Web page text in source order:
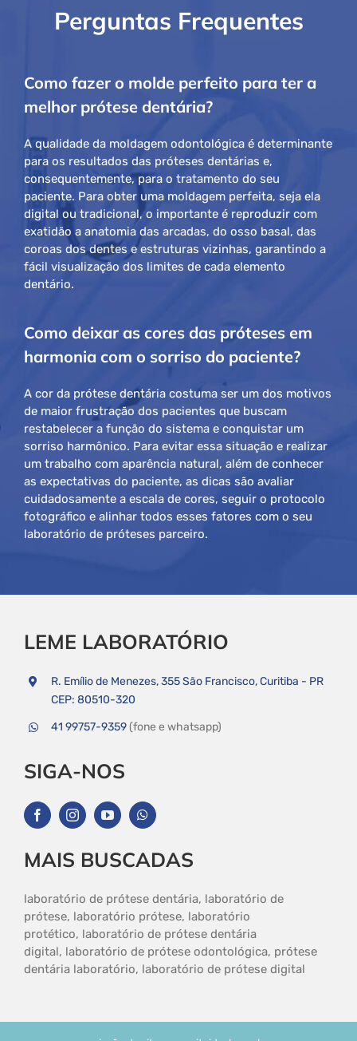
Perguntas Frequentes
Como fazer o molde perfeito para ter a
melhor prótese dentária?
A qualidade da moldagem odontológica é determinante
para os resultados das próteses dentárias e,
consequentemente, para o tratamento do seu
paciente. Para obter uma moldagem perfeita, seja ela
digital ou tradicional, o importante é reproduzir com
exatidão a anatomia das arcadas, do osso basal, das
coroas dos dentes e estruturas vizinhas, garantindo a
fácil visualização dos limites de cada elemento
dentário.
Como deixar as cores das próteses em
harmonia com o sorriso do paciente?
A cor da prótese dentária costuma ser um dos motivos
de maior frustração dos pacientes que buscam
restabelecer a função do sistema e conquistar um
sorriso harmônico. Para evitar essa situação e realizar
um trabalho com aparência natural, além de conhecer
as expectativas do paciente, as dicas são avaliar
cuidadosamente a escala de cores, seguir o protocolo
fotográfico e alinhar todos esses fatores com o seu
laboratório de próteses parceiro.
LEME LABORATÓRIO
R. Emílio de Menezes, 355 São Francisco, Curitiba - PR
CEP: 80510-320
41 99757-9359(fone e whatsapp)
SIGA-NOS
MAIS BUSCADAS
laboratório de prótese dentária, laboratório de
prótese, laboratório prótese, laboratório
protético, laboratório de prótese dentária
digital, laboratório de prótese odontológica, prótese
dentária laboratório, laboratório de prótese digital